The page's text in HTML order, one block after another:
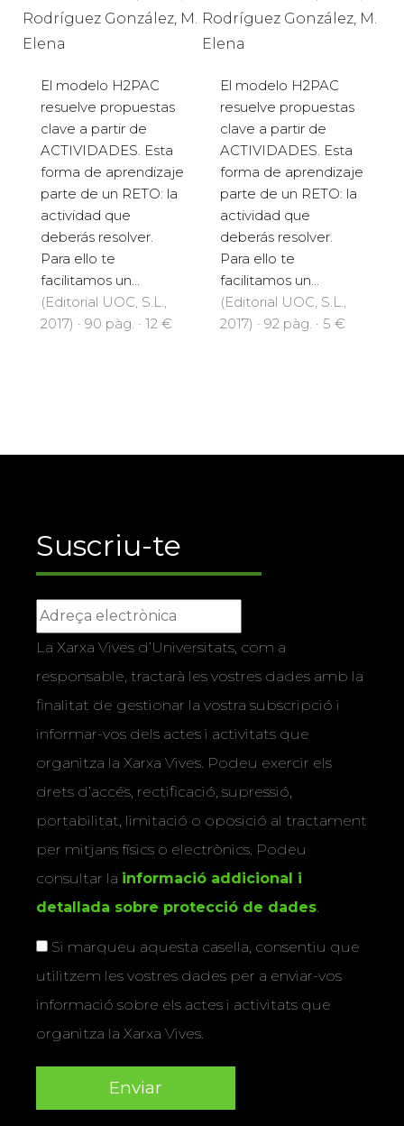
Rodríguez González, M.
Elena
El modelo H2PAC
resuelve propuestas
clave a partir de
ACTIVIDADES. Esta
forma de aprendizaje
parte de un RETO: la
actividad que
deberás resolver.
Para ello te
facilitamos un...
(Editorial UOC, S.L.,
2017) · 90 pàg. · 12 €
Rodríguez González, M.
Elena
El modelo H2PAC
resuelve propuestas
clave a partir de
ACTIVIDADES. Esta
forma de aprendizaje
parte de un RETO: la
actividad que
deberás resolver.
Para ello te
facilitamos un...
(Editorial UOC, S.L.,
2017) · 92 pàg. · 5 €
Suscriu-te
La Xarxa Vives d’Universitats, com a
responsable, tractarà les vostres dades amb la
finalitat de gestionar la vostra subscripció i
informar-vos dels actes i activitats que
organitza la Xarxa Vives. Podeu exercir els
drets d’accés, rectificació, supressió,
portabilitat, limitació o oposició al tractament
per mitjans físics o electrònics. Podeu
consultar la informació addicional i
detallada sobre protecció de dades.
Si marqueu aquesta casella, consentiu que
utilitzem les vostres dades per a enviar-vos
informació sobre els actes i activitats que
organitza la Xarxa Vives.